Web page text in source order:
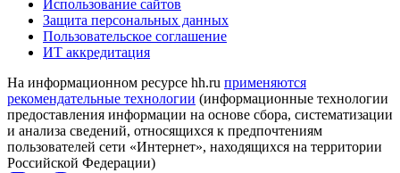
Использование сайтов
Защита персональных данных
Пользовательское соглашение
ИТ аккредитация
На информационном ресурсе hh.ru применяются
рекомендательные технологии (информационные технологии
предоставления информации на основе сбора, систематизации
и анализа сведений, относящихся к предпочтениям
пользователей сети «Интернет», находящихся на территории
Российской Федерации)